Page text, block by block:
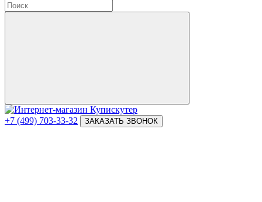
+7 (499) 703-33-32 ЗАКАЗАТЬ ЗВОНОК